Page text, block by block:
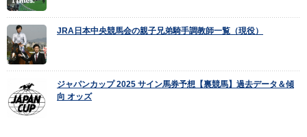
JRA日本中央競馬会の親子兄弟騎手調教師一覧（現役）
ジャパンカップ 2025 サイン馬券予想【裏競馬】過去データ＆傾
向 オッズ